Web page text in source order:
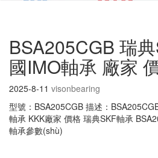
BSA205CGB 瑞
國IMO軸承 廠家 價
2025-8-11 visonbearing
型號：BSA205CGB 描述：
軸承 KKK廠家 價格 瑞典SKF軸承
軸承參數(shù)